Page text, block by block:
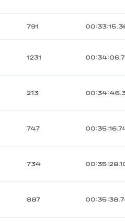
791
1231
213
747
734
887